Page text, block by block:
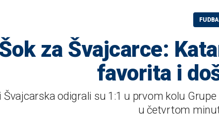
za Švajcarce:
favorita i
Švajcarska odigrali su 1:1 u prvom kolu
u četvrtom